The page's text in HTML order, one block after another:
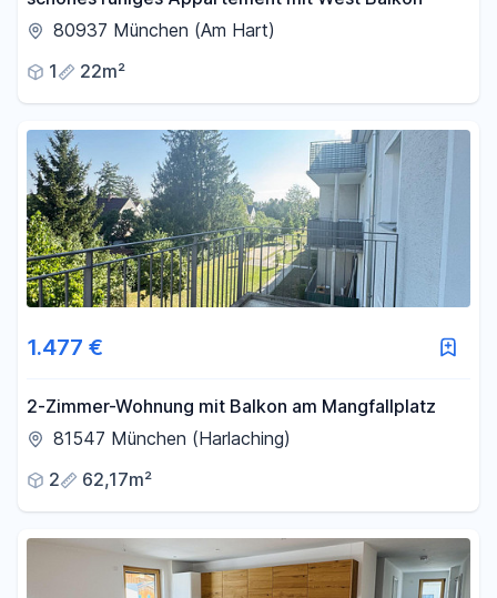
80937 München (Am Hart)
1
22m²
1.477 €
2-Zimmer-Wohnung mit Balkon am Mangfallplatz
81547 München (Harlaching)
2
62,17m²